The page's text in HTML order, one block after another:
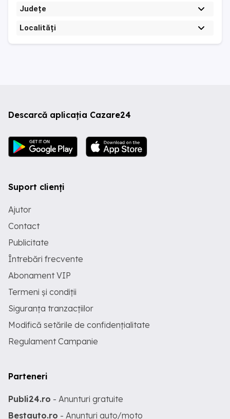
Județe
Localități
Descarcă aplicația Cazare24
Suport clienți
Ajutor
Contact
Publicitate
Întrebări frecvente
Abonament VIP
Termeni și condiții
Siguranța tranzacțiilor
Modifică setările de confidențialitate
Regulament Campanie
Parteneri
Publi24.ro - Anunturi gratuite
Bestauto.ro - Anunturi auto/moto